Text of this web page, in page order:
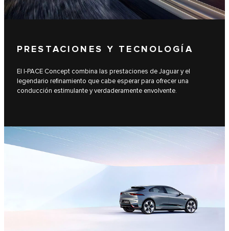
PRESTACIONES Y TECNOLOGÍA
El I‑PACE Concept combina las prestaciones de Jaguar y el
legendario refinamiento que cabe esperar para ofrecer una
conducción estimulante y verdaderamente envolvente.